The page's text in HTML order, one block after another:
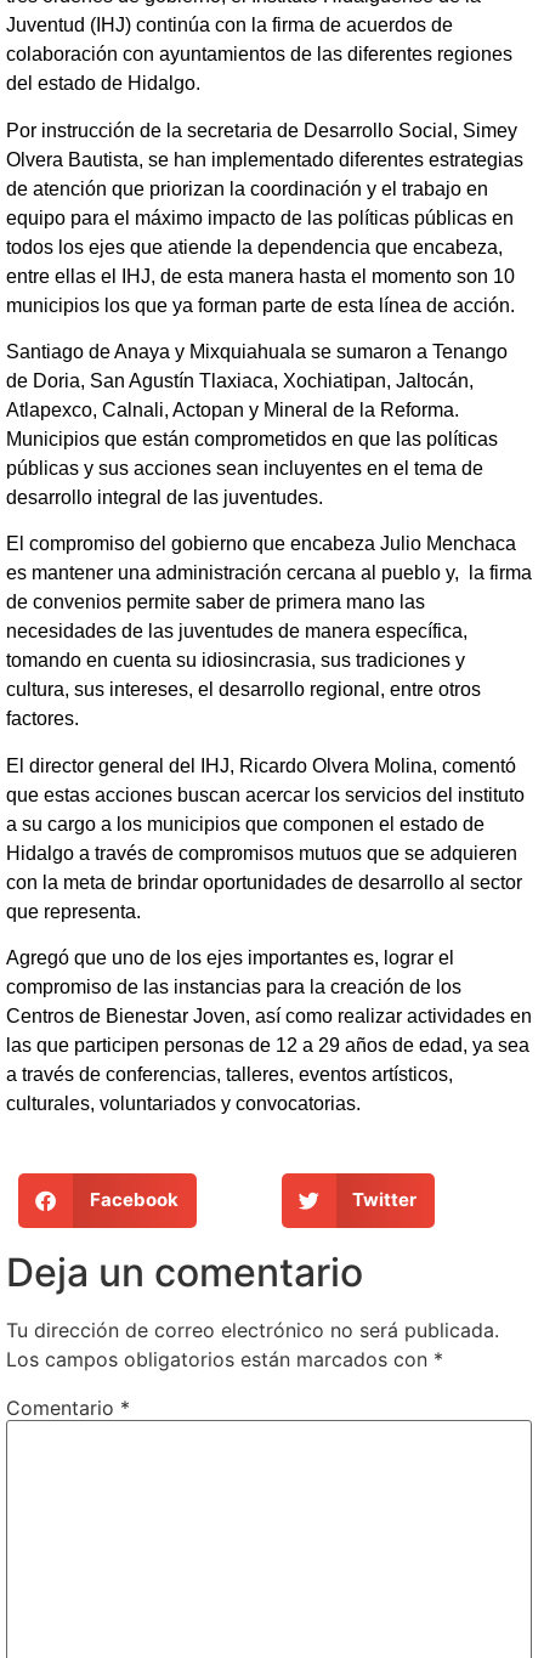
Juventud (IHJ) continúa con la firma de acuerdos de
colaboración con ayuntamientos de las diferentes regiones
del estado de Hidalgo.
Por instrucción de la secretaria de Desarrollo Social, Simey
Olvera Bautista, se han implementado diferentes estrategias
de atención que priorizan la coordinación y el trabajo en
equipo para el máximo impacto de las políticas públicas en
todos los ejes que atiende la dependencia que encabeza,
entre ellas el IHJ, de esta manera hasta el momento son 10
municipios los que ya forman parte de esta línea de acción.
Santiago de Anaya y Mixquiahuala se sumaron a Tenango
de Doria, San Agustín Tlaxiaca, Xochiatipan, Jaltocán,
Atlapexco, Calnali, Actopan y Mineral de la Reforma.
Municipios que están comprometidos en que las políticas
públicas y sus acciones sean incluyentes en el tema de
desarrollo integral de las juventudes.
El compromiso del gobierno que encabeza Julio Menchaca
es mantener una administración cercana al pueblo y, la firma
de convenios permite saber de primera mano las
necesidades de las juventudes de manera específica,
tomando en cuenta su idiosincrasia, sus tradiciones y
cultura, sus intereses, el desarrollo regional, entre otros
factores.
El director general del IHJ, Ricardo Olvera Molina, comentó
que estas acciones buscan acercar los servicios del instituto
a su cargo a los municipios que componen el estado de
Hidalgo a través de compromisos mutuos que se adquieren
con la meta de brindar oportunidades de desarrollo al sector
que representa.
Agregó que uno de los ejes importantes es, lograr el
compromiso de las instancias para la creación de los
Centros de Bienestar Joven, así como realizar actividades en
las que participen personas de 12 a 29 años de edad, ya sea
a través de conferencias, talleres, eventos artísticos,
culturales, voluntariados y convocatorias.
Facebook Twitter
Deja un comentario
Tu dirección de correo electrónico no será publicada.
Los campos obligatorios están marcados con *
Comentario *